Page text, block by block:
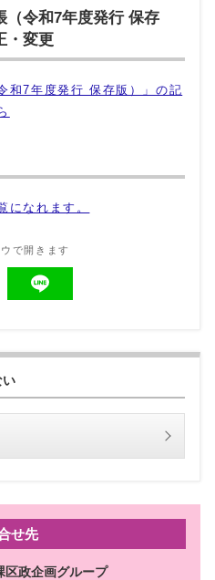
（令和7年度発行 保存
・変更
和7年度発行 保存版）」の記
になれます。
で開きます
い
せ先
区政企画グループ